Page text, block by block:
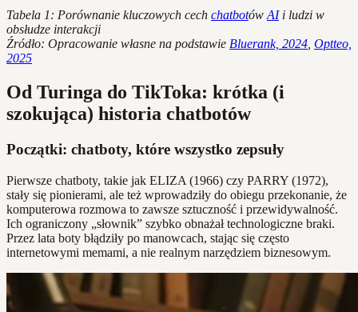
Tabela 1: Porównanie kluczowych cech chatbotów AIi ludzi w
obsłudze interakcji
Źródło: Opracowanie własne na podstawie Bluerank, 2024 Optteo,
2025
Od Turinga do TikToka: krótka (i
szokująca) historia chatbotów
Początki: chatboty, które wszystko zepsuły
Pierwsze chatboty, takie jak ELIZA (1966) czy PARRY (1972),
stały się pionierami, ale też wprowadziły do obiegu przekonanie, że
komputerowa rozmowa to zawsze sztuczność i przewidywalność.
Ich ograniczony „słownik” szybko obnażał technologiczne braki.
Przez lata boty błądziły po manowcach, stając się często
internetowymi memami, a nie realnym narzędziem biznesowym.